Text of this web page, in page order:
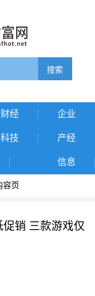
搜索
财经 企业
科技 产经
信息
容页
促销 三款游戏仅